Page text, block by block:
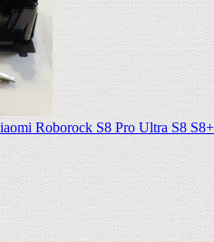
Roborock S8 Pro Ultra S8 S8+